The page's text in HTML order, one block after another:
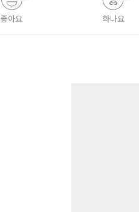
좋아요 화나요